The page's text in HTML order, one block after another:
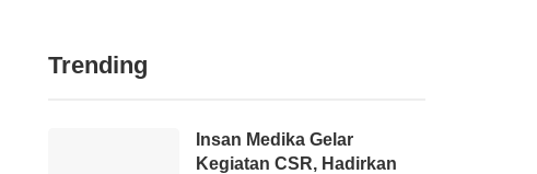
Trending
Insan Medika Gelar
Kegiatan CSR, Hadirkan